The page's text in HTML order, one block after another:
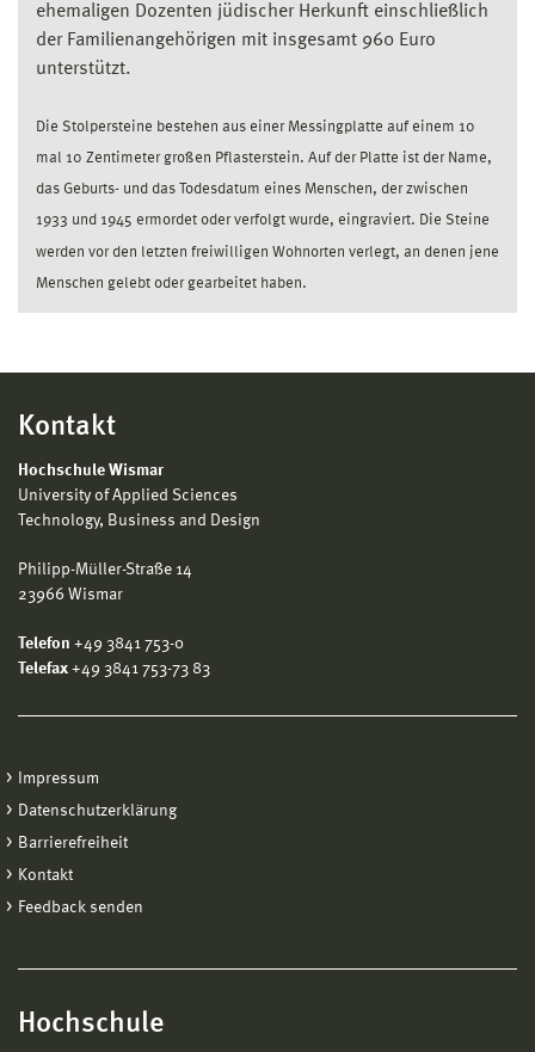
ehemaligen Dozenten jüdischer Herkunft einschließlich
der Familienangehörigen mit insgesamt 960 Euro
unterstützt.
Die Stolpersteine bestehen aus einer Messingplatte auf einem 10
mal 10 Zentimeter großen Pflasterstein. Auf der Platte ist der Name,
das Geburts- und das Todesdatum eines Menschen, der zwischen
1933 und 1945 ermordet oder verfolgt wurde, eingraviert. Die Steine
werden vor den letzten freiwilligen Wohnorten verlegt, an denen jene
Menschen gelebt oder gearbeitet haben.
Kontakt
Hochschule Wismar
University of Applied Sciences
Technology, Business and Design
Philipp-Müller-Straße 14
23966 Wismar
Telefon +49 3841 753-0
Telefax +49 3841 753-73 83
Impressum
Datenschutzerklärung
Barrierefreiheit
Kontakt
Feedback senden
Hochschule